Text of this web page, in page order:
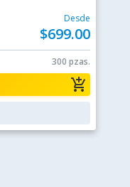
Desde
$699.00
300 pzas.
add_shopping_cart